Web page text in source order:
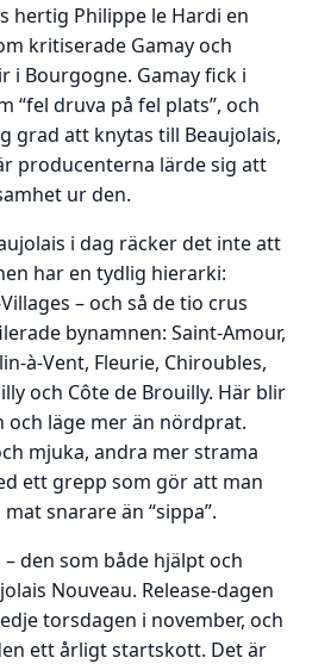
hertig Philippe le Hardi en
kritiserade Gamay och
i Bourgogne. Gamay fick i
“fel druva på fel plats”, och
grad att knytas till Beaujolais,
producenterna lärde sig att
ur den.
i dag räcker det inte att
har en tydlig hierarki:
– och så de tio crus
bynamnen: Saint-Amour,
à-Vent, Fleurie, Chiroubles,
och Côte de Brouilly. Här blir
läge mer än nördprat.
mjuka, andra mer strama
ett grepp som gör att man
snarare än “sippa”.
den som både hjälpt och
Nouveau. Release-dagen
torsdagen i november, och
ett årligt startskott. Det är